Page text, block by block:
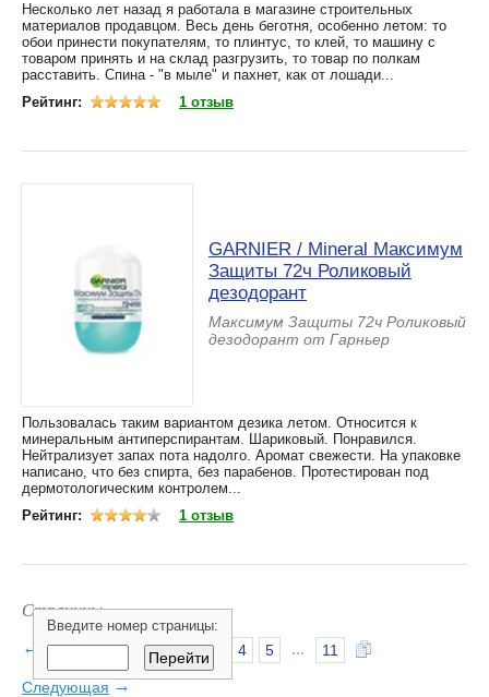
Несколько лет назад я работала в магазине строительных
материалов продавцом. Весь день беготня, особенно летом: то
обои принести покупателям, то плинтус, то клей, то машину с
товаром принять и на склад разгрузить, то товар по полкам
расставить. Спина - "в мыле" и пахнет, как от лошади...
Рейтинг:
1 отзыв
GARNIER / Mineral Максимум
Защиты 72ч Роликовый
дезодорант
Максимум Защиты 72ч Роликовый
дезодорант от Гарньер
Пользовалась таким вариантом дезика летом. Относится к
минеральным антиперспирантам. Шариковый. Понравился.
Нейтрализует запах пота надолго. Аромат свежести. На упаковке
написано, что без спирта, без парабенов. Протестирован под
дермотологическим контролем...
Рейтинг:
1 отзыв
Страницы:
Предыдущая
← 1 2 3 4 5 ... 11
Введите номер страницы:
Следующая →